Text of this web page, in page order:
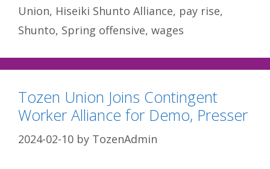
Union, Hiseiki Shunto Alliance, pay rise,
Shunto, Spring offensive, wages
Tozen Union Joins Contingent
Worker Alliance for Demo, Presser
2024-02-10 by TozenAdmin